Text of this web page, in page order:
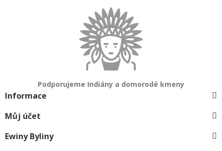
Podporujeme Indiány a domorodé kmeny
Informace
Můj účet
Ewiny Byliny